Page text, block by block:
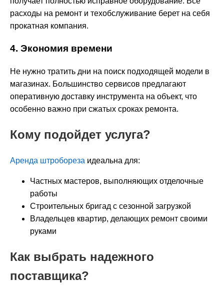
расходы на ремонт и техобслуживание берет на себя
прокатная компания.
4. Экономия времени
Не нужно тратить дни на поиск подходящей модели в
магазинах. Большинство сервисов предлагают
оперативную доставку инструмента на объект, что
особенно важно при сжатых сроках ремонта.
Кому подойдет услуга?
Аренда штробореза идеальна для:
Частных мастеров, выполняющих отделочные
работы
Строительных бригад с сезонной загрузкой
Владельцев квартир, делающих ремонт своими
руками
Как выбрать надежного
поставщика?